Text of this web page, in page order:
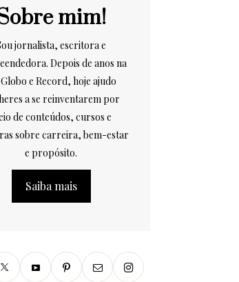
mim!
jornalista, escritora e
Depois de anos na
e Record, hoje ajudo
a se reinventarem por
de conteúdos, cursos e
sobre carreira, bem-estar
e propósito.
Saiba mais